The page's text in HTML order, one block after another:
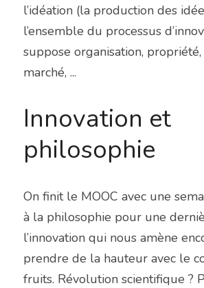
l’idéation (la production des
l’ensemble du processus
suppose organisation,
marché, ...
Innovation et
philosophie
On finit le MOOC avec une
à la philosophie pour une
l’innovation qui nous amène
prendre de la hauteur avec le
fruits. Révolution scientifique ?